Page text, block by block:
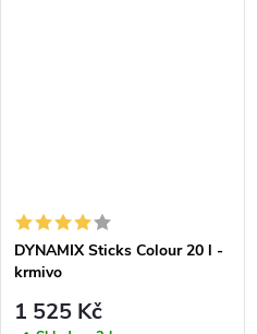
DYNAMIX Sticks Colour 20 l -
krmivo
1 525 Kč